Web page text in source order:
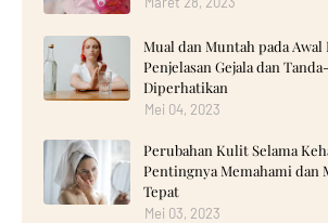
Mual dan Muntah pada
Penjelasan Gejala dan
Diperhatikan
Mei 04, 2023
Perubahan Kulit Selama
Pentingnya Memahami dan
Tepat
Mei 03, 2023